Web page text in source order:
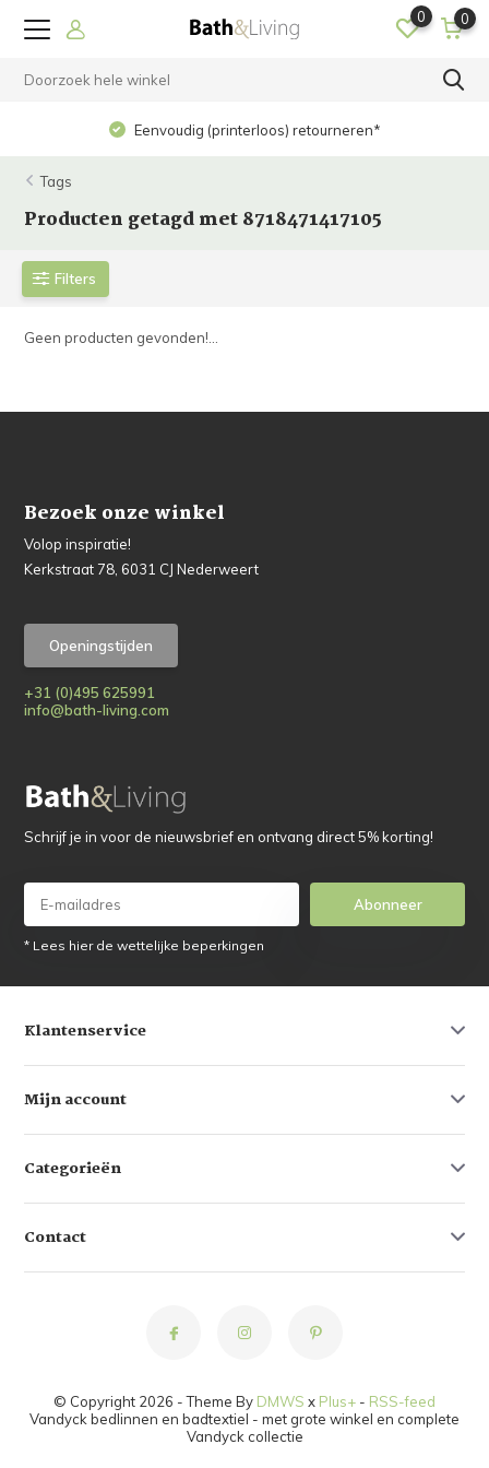
0 0
Eenvoudig (printerloos) retourneren*
Tags
Producten getagd met 8718471417105
Filters
Geen producten gevonden!...
Bezoek onze winkel
Volop inspiratie!
Kerkstraat 78, 6031 CJ Nederweert
Openingstijden
+31 (0)495 625991
info@bath-living.com
Schrijf je in voor de nieuwsbrief en ontvang direct 5% korting!
Abonneer
* Lees hier de wettelijke beperkingen
Klantenservice
Mijn account
Categorieën
Contact
© Copyright 2026 - Theme By DMWS x Plus+ - RSS-feed
Vandyck bedlinnen en badtextiel - met grote winkel en complete
Vandyck collectie